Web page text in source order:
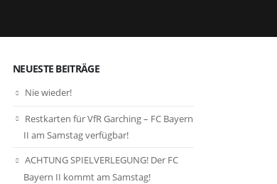
NEUESTE BEITRÄGE
Nie wieder!
Restkarten für VfR Garching – FC Bayern
II am Samstag verfügbar!
ACHTUNG SPIELVERLEGUNG! Der FC
Bayern II kommt am Samstag!